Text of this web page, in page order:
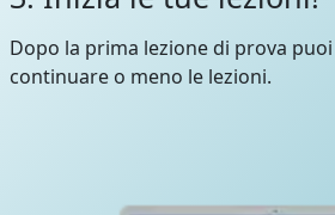
Dopo la prima lezione di prova
continuare o meno le lezioni.